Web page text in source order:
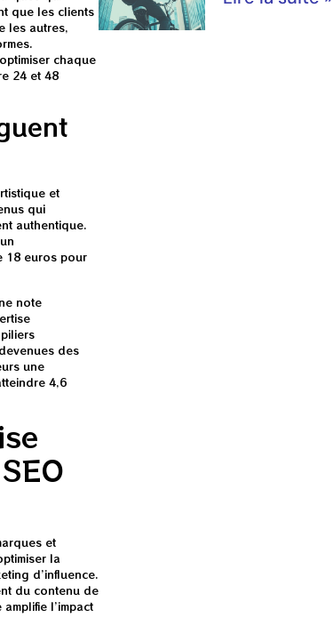
que les clients
les autres,
chaque
24 et 48
et
qui
authentique.
18 euros pour
note
des
une
4,6
et
la
d’influence.
du contenu de
l’impact